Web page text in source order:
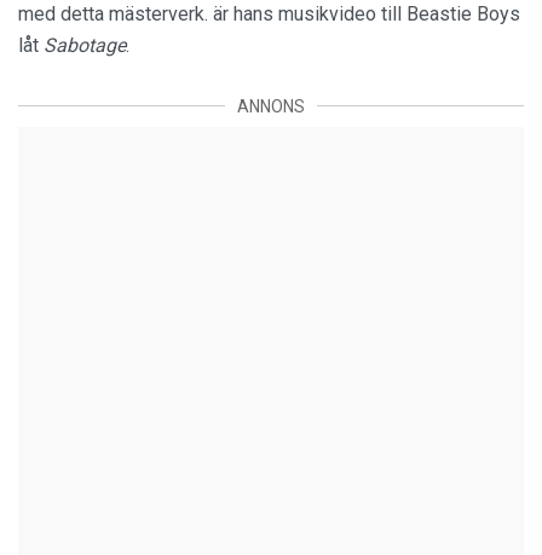
med detta mästerverk. är hans musikvideo till Beastie Boys
låt Sabotage.
ANNONS